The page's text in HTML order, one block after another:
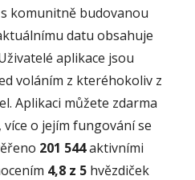
komunitně budovanou
datu obsahuje
aplikace jsou
voláním z kteréhokoliv z
Aplikaci můžete zdarma
, více o jejím fungování se
201 544aktivními
4,8 z 5 hvězdiček